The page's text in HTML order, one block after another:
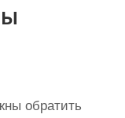
обратить